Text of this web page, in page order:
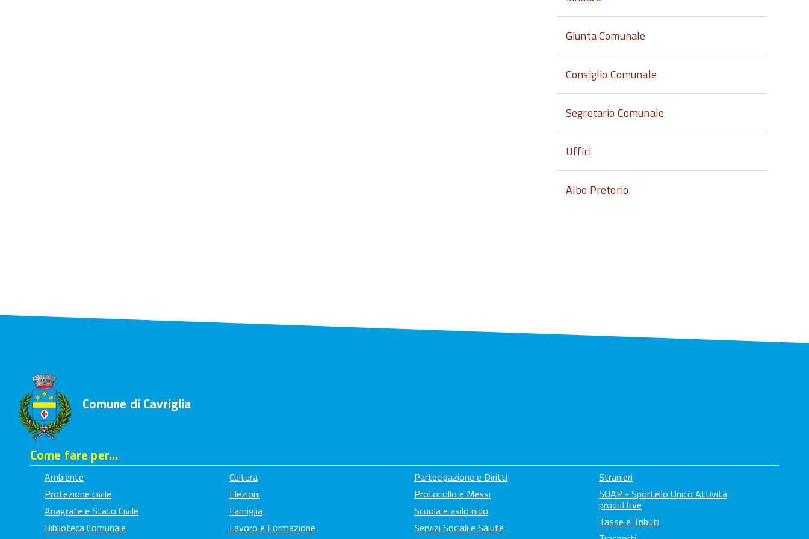
Giunta Comunale
Consiglio Comunale
Segretario Comunale
Uffici
Albo Pretorio
Comune di Cavriglia
Come fare per...
Ambiente
Protezione civile
Anagrafe e Stato Civile
Biblioteca Comunale
Cultura
Elezioni
Famiglia
Lavoro e Formazione
Partecipazione e Diritti
Protocollo e Messi
Scuola e asilo nido
Servizi Sociali e Salute
Stranieri
SUAP - Sportello Unico Attività
produttive
Tasse e Tributi